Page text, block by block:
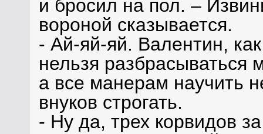
и бросил на пол. –
вороной сказывается.
- Ай-яй-яй. Валентин,
нельзя разбрасываться
а все манерам научить
внуков строгать.
- Ну да, трех корвидов